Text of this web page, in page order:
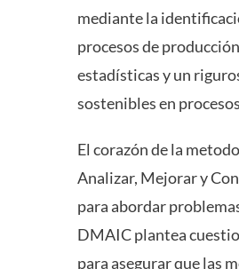
mediante la
procesos de
estadísticas y un
sostenibles en
El corazón de la
Analizar, Mejorar y
para abordar
DMAIC plantea
para asegurar que las